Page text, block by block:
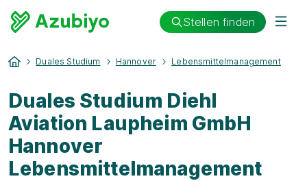
Stellen finden
Duales Studium Hannover Lebensmittelmanagement
Duales Studium Diehl
Aviation Laupheim GmbH
Hannover
Lebensmittelmanagement